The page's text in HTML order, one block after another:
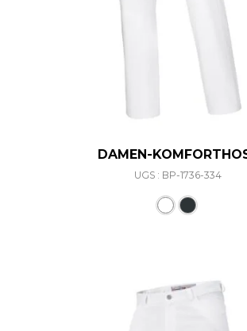
DAMEN-
UGS : BP-1736-334